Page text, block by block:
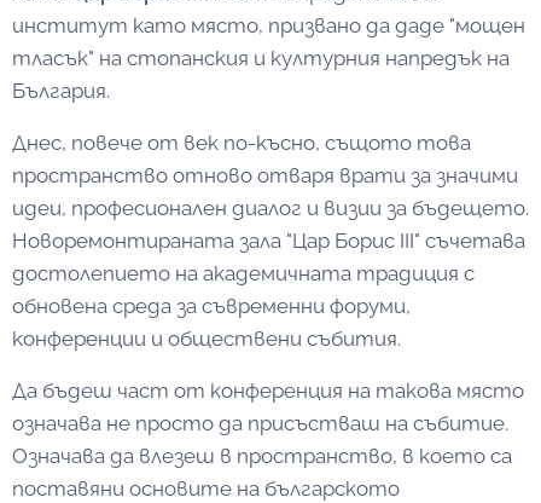
институт като място, призвано да даде "мощен
тласък" на стопанския и културния напредък на
България.
Днес, повече от век по-късно, същото това
пространство отново отваря врати за значими
идеи, професионален диалог и визии за бъдещето.
Новоремонтираната зала "Цар Борис III" съчетава
достолепието на академичната традиция с
обновена среда за съвременни форуми,
конференции и обществени събития.
Да бъдеш част от конференция на такова място
означава не просто да присъстваш на събитие.
Означава да влезеш в пространство, в което са
поставяни основите на българското